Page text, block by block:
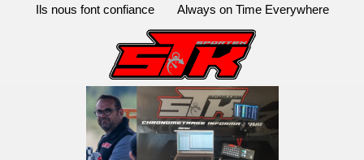
Ils nous font confiance Always on Time Everywhere